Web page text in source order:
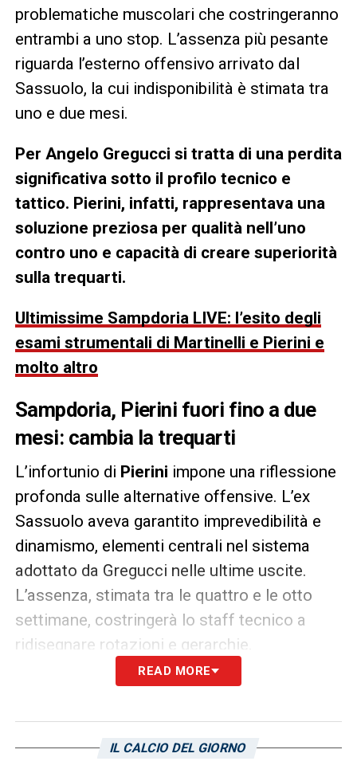
problematiche muscolari che costringeranno
entrambi a uno stop. L’assenza più pesante
riguarda l’esterno offensivo arrivato dal
Sassuolo, la cui indisponibilità è stimata tra
uno e due mesi.
Per Angelo Gregucci si tratta di una perdita
significativa sotto il profilo tecnico e
tattico. Pierini, infatti, rappresentava una
soluzione preziosa per qualità nell’uno
contro uno e capacità di creare superiorità
sulla trequarti.
Ultimissime Sampdoria LIVE: l’esito degli
esami strumentali di Martinelli e Pierini e
molto altro
Sampdoria, Pierini fuori fino a due
mesi: cambia la trequarti
L’infortunio di Pierini impone una riflessione
profonda sulle alternative offensive. L’ex
Sassuolo aveva garantito imprevedibilità e
dinamismo, elementi centrali nel sistema
adottato da Gregucci nelle ultime uscite.
L’assenza, stimata tra le quattro e le otto
settimane, costringerà lo staff tecnico a
ridisegnare rotazioni e gerarchie.
Sampdoria, occasione per Pafundi e
Nel contesto di questa emergenza, si apre
READ MORE
IL CALCIO DEL GIORNO